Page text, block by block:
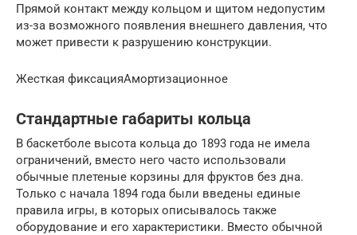
Прямой контакт между кольцом и щитом недопустим
из-за возможного появления внешнего давления, что
может привести к разрушению конструкции.
Жесткая фиксацияАмортизационное
Стандартные габариты кольца
В баскетболе высота кольца до 1893 года не имела
ограничений, вместо него часто использовали
обычные плетеные корзины для фруктов без дна.
Только с начала 1894 года были введены единые
правила игры, в которых описывалось также
оборудование и его характеристики. Вместо обычной